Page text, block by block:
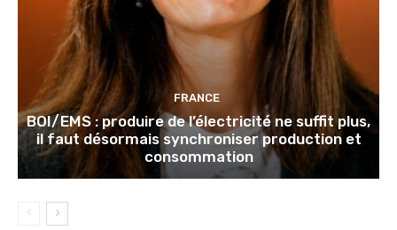
FRANCE
BOI/EMS : produire de l’électricité ne suffit plus,
il faut désormais synchroniser production et
consommation